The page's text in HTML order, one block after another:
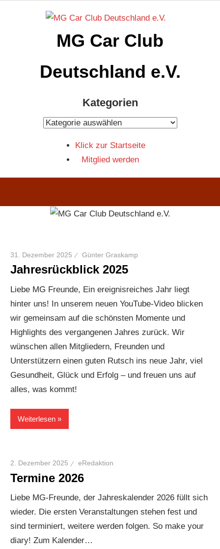
MG Car Club
Deutschland e.V.
Kategorien
Kategorien
Klick zur Startseite
Mitglied werden
31. Dezember 2025 Günter Graskamp
Jahresrückblick 2025
Liebe MG Freunde, Ein ereignisreiches Jahr liegt
hinter uns! In unserem neuen YouTube-Video blicken
wir gemeinsam auf die schönsten Momente und
Highlights des vergangenen Jahres zurück. Wir
wünschen allen Mitgliedern, Freunden und
Unterstützern einen guten Rutsch ins neue Jahr, viel
Gesundheit, Glück und Erfolg – und freuen uns auf
alles, was kommt!
Weiterlesen
2. Dezember 2025 eRedaktion
Termine 2026
Liebe MG-Freunde, der Jahreskalender 2026 füllt sich
wieder. Die ersten Veranstaltungen stehen fest und
sind terminiert, weitere werden folgen. So make your
diary! Zum Kalender…